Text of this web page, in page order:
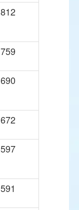
812
759
690
672
597
591